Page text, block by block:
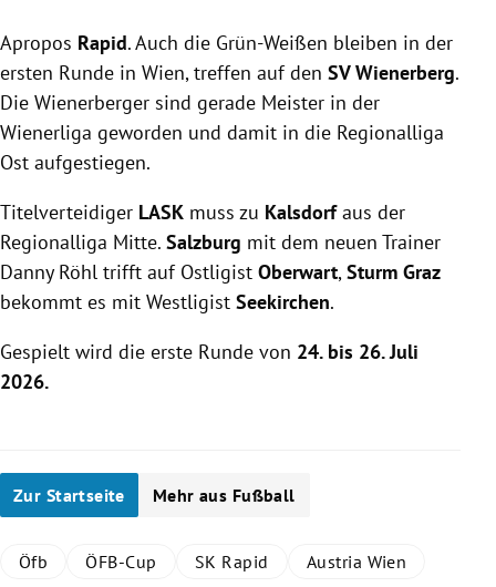
Apropos Rapid. Auch die Grün-Weißen bleiben in der
ersten Runde in Wien, treffen auf den SV Wienerberg.
Die Wienerberger sind gerade Meister in der
Wienerliga geworden und damit in die Regionalliga
Ost aufgestiegen.
Titelverteidiger LASK muss zu Kalsdorfaus der
Regionalliga Mitte. Salzburg mit dem neuen Trainer
Danny Röhl trifft auf Ostligist Oberwart,Sturm Graz
bekommt es mit Westligist Seekirchen.
Gespielt wird die erste Runde von 24. bis 26. Juli
2026.
Zur Startseite Mehr aus Fußball
Öfb ÖFB-Cup SK Rapid Austria Wien